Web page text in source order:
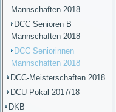
Mannschaften 2018
DCC Senioren B
Mannschaften 2018
DCC Seniorinnen
Mannschaften 2018
DCC-Meisterschaften 2018
DCU-Pokal 2017/18
DKB